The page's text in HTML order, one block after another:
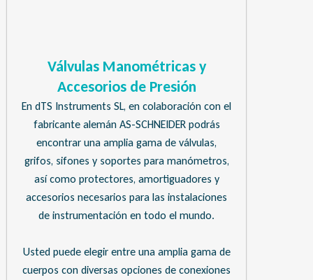
Válvulas Manométricas y
Accesorios de Presión
En dTS Instruments SL, en colaboración con el
fabricante alemán AS-SCHNEIDER podrás
encontrar una amplia gama de válvulas,
grifos, sifones y soportes para manómetros,
así como protectores, amortiguadores y
accesorios necesarios para las instalaciones
de instrumentación en todo el mundo.
Usted puede elegir entre una amplia gama de
cuerpos con diversas opciones de conexiones